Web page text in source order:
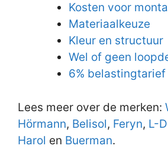
Kosten voor
Materiaalkeuze
Kleur en structuur
Wel of geen
6% belastingtarief
Lees meer over de merken:
Hörmann, Belisol, Feryn, L-
Harol en Buerman.